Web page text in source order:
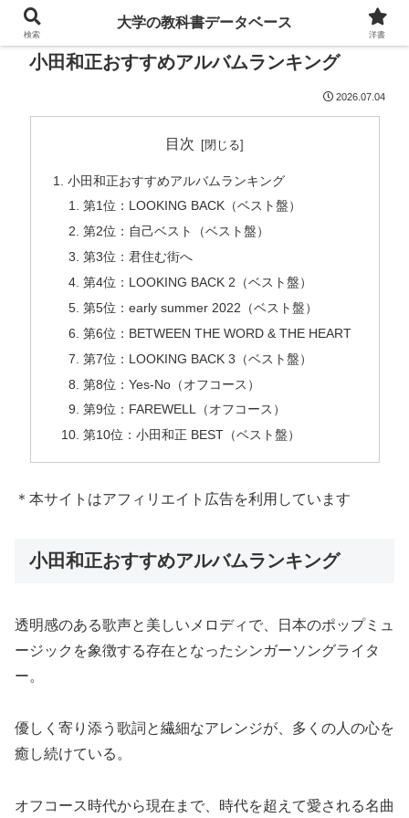
小田和正おすすめアルバムランキング
2026.07.04
目次
小田和正おすすめアルバムランキング
第1位：LOOKING BACK（ベスト盤）
第2位：自己ベスト（ベスト盤）
第3位：君住む街へ
第4位：LOOKING BACK 2（ベスト盤）
第5位：early summer 2022（ベスト盤）
第6位：BETWEEN THE WORD & THE HEART
第7位：LOOKING BACK 3（ベスト盤）
第8位：Yes-No（オフコース）
第9位：FAREWELL（オフコース）
第10位：小田和正 BEST（ベスト盤）
＊本サイトはアフィリエイト広告を利用しています
小田和正おすすめアルバムランキング
透明感のある歌声と美しいメロディで、日本のポップミュ
ージックを象徴する存在となったシンガーソングライタ
ー。
優しく寄り添う歌詞と繊細なアレンジが、多くの人の心を
癒し続けている。
オフコース時代から現在まで、時代を超えて愛される名曲
検索
大学の教科書データベース
洋書